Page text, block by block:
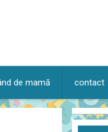
de mamă contact